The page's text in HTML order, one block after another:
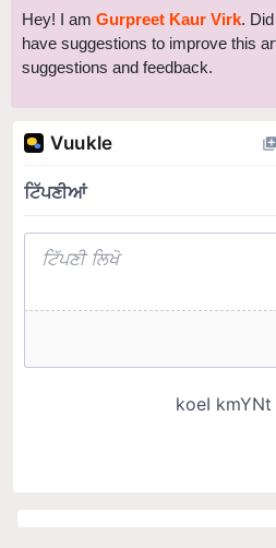
Hey! I am Gurpreet Kaur Virk.
have suggestions to improve this
suggestions and feedback.